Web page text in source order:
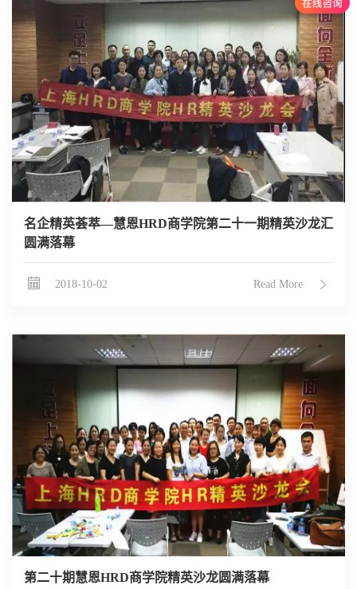
名企精英荟萃—慧恩HRD商学院第二十一期精英沙龙汇
圆满落幕
2018-10-02 Read More
第二十期慧恩HRD商学院精英沙龙圆满落幕